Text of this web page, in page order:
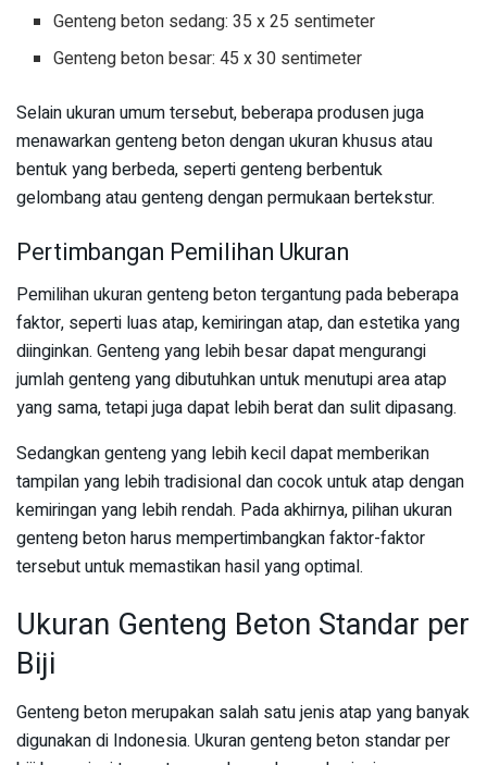
Genteng beton sedang: 35 x 25 sentimeter
Genteng beton besar: 45 x 30 sentimeter
Selain ukuran umum tersebut, beberapa produsen juga
menawarkan genteng beton dengan ukuran khusus atau
bentuk yang berbeda, seperti genteng berbentuk
gelombang atau genteng dengan permukaan bertekstur.
Pertimbangan Pemilihan Ukuran
Pemilihan ukuran genteng beton tergantung pada beberapa
faktor, seperti luas atap, kemiringan atap, dan estetika yang
diinginkan. Genteng yang lebih besar dapat mengurangi
jumlah genteng yang dibutuhkan untuk menutupi area atap
yang sama, tetapi juga dapat lebih berat dan sulit dipasang.
Sedangkan genteng yang lebih kecil dapat memberikan
tampilan yang lebih tradisional dan cocok untuk atap dengan
kemiringan yang lebih rendah. Pada akhirnya, pilihan ukuran
genteng beton harus mempertimbangkan faktor-faktor
tersebut untuk memastikan hasil yang optimal.
Ukuran Genteng Beton Standar per
Biji
Genteng beton merupakan salah satu jenis atap yang banyak
digunakan di Indonesia. Ukuran genteng beton standar per